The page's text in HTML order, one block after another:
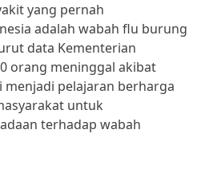
yang pernah
adalah wabah flu burung
data Kementerian
orang meninggal akibat
pelajaran berharga
untuk
terhadap wabah